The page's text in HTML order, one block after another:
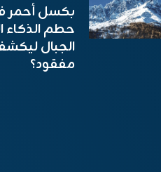
بكسل أحمر
حطم الذكاء
الجبال
مفقود؟